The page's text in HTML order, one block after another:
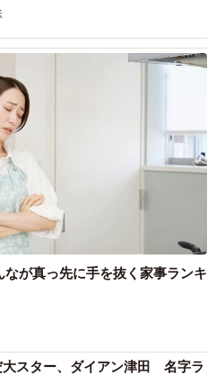
が真っ先に手を抜く家事ランキ
大スター、ダイアン津田 名字ラ